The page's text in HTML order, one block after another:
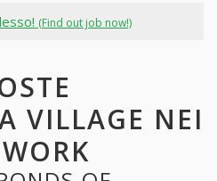
(Find out job now!)
VILLAGE NEI